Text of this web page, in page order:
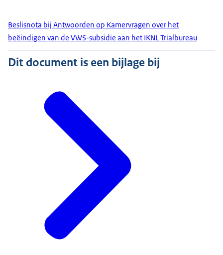
Beslisnota bij Antwoorden op Kamervragen over het
beëindigen van de VWS-subsidie aan het IKNL Trialbureau
Dit document is een bijlage bij